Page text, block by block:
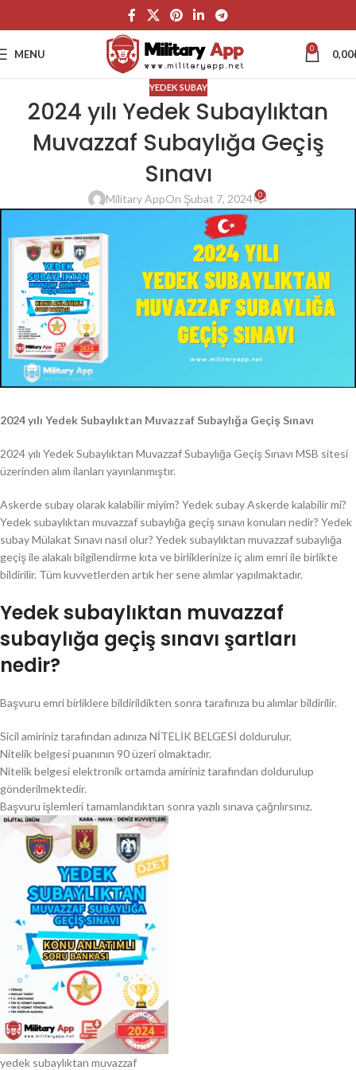
MENU 0 0,00
YEDEK SUBAY
2024 yılı Yedek Subaylıktan
Muvazzaf Subaylığa Geçiş
Sınavı
Military AppOn Şubat 7, 2024 0
2024 yılı Yedek Subaylıktan Muvazzaf Subaylığa Geçiş Sınavı
2024 yılı Yedek Subaylıktan Muvazzaf Subaylığa Geçiş Sınavı MSB sitesi
üzerinden alım ilanları yayınlanmıştır.
Askerde subay olarak kalabilir miyim? Yedek subay Askerde kalabilir mi?
Yedek subaylıktan muvazzaf subaylığa geçiş sınavı konuları nedir? Yedek
subay Mülakat Sınavı nasıl olur? Yedek subaylıktan muvazzaf subaylığa
geçiş ile alakalı bilgilendirme kıta ve birliklerinize iç alım emri ile birlikte
bildirilir. Tüm kuvvetlerden artık her sene alımlar yapılmaktadır.
Yedek subaylıktan muvazzaf
subaylığa geçiş sınavı şartları
nedir?
Başvuru emri birliklere bildirildikten sonra tarafınıza bu alımlar bildirilir.
Sicil amiriniz tarafından adınıza NİTELİK BELGESİ doldurulur.
Nitelik belgesi puanının 90 üzeri olmaktadır.
Nitelik belgesi elektronik ortamda amiriniz tarafından doldurulup
gönderilmektedir.
Başvuru işlemleri tamamlandıktan sonra yazılı sınava çağrılırsınız.
yedek subaylıktan muvazzaf